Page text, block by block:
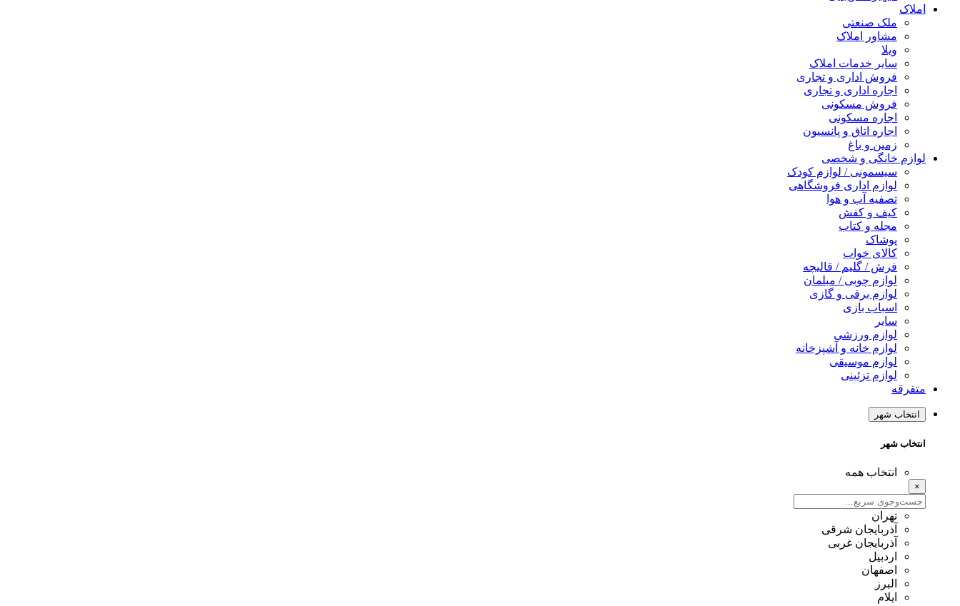
املاک
ملک صنعتی
مشاور املاک
ویلا
سایر خدمات املاک
فروش اداری و تجاری
اجاره اداری و تجاری
فروش مسکونی
اجاره مسکونی
اجاره اتاق و پانسیون
زمین و باغ
لوازم خانگی و شخصی
سیسمونی / لوازم کودک
لوازم اداری فروشگاهی
تصفیه آب و هوا
کیف و کفش
مجله و کتاب
پوشاک
کالای خواب
فرش / گلیم / قالیچه
لوازم چوبی / مبلمان
لوازم برقی و گازی
اسباب بازی
سایر
لوازم ورزشی
لوازم خانه و آشپزخانه
لوازم موسیقی
لوازم تزئینی
متفرقه
انتخاب شهر
انتخاب شهر
انتخاب همه
×
تهران
آذربایجان شرقی
آذربایجان غربی
اردبیل
اصفهان
البرز
ایلام